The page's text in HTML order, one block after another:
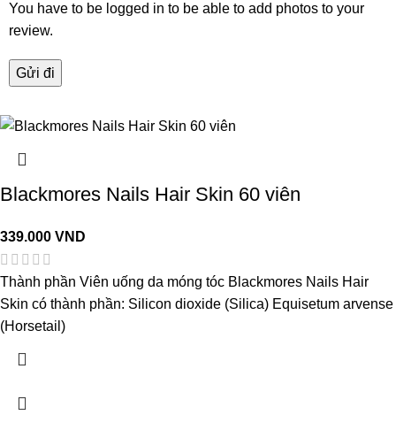
You have to be logged in to be able to add photos to your
review.
Blackmores Nails Hair Skin 60 viên
339.000VND
Thành phần Viên uống da móng tóc Blackmores Nails Hair
Skin có thành phần: Silicon dioxide (Silica) Equisetum arvense
(Horsetail)